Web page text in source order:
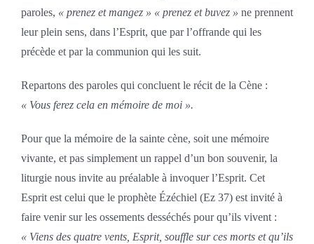
paroles, « prenez et mangez » « prenez et buvez » ne prennent
leur plein sens, dans l’Esprit, que par l’offrande qui les
précède et par la communion qui les suit.
Repartons des paroles qui concluent le récit de la Cène :
« Vous ferez cela en mémoire de moi ».
Pour que la mémoire de la sainte cène, soit une mémoire
vivante, et pas simplement un rappel d’un bon souvenir, la
liturgie nous invite au préalable à invoquer l’Esprit. Cet
Esprit est celui que le prophète Ézéchiel (Ez 37) est invité à
faire venir sur les ossements desséchés pour qu’ils vivent :
« Viens des quatre vents, Esprit, souffle sur ces morts et qu’ils